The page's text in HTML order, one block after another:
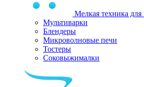
Мелкая техника для
Мультиварки
Блендеры
Микроволновые печи
Тостеры
Соковыжималки